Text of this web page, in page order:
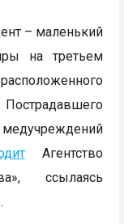
– маленький
на третьем
Агентство
ссылаясь